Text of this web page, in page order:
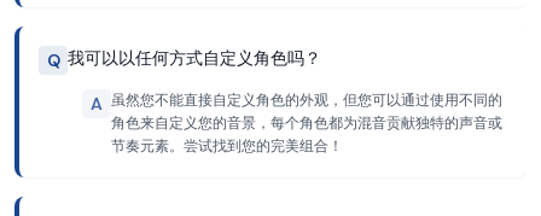
Q 我可以以任何方式自定义角色吗？
A 虽然您不能直接自定义角色的外观，但您可以通过使用不同的
角色来自定义您的音景，每个角色都为混音贡献独特的声音或
节奏元素。尝试找到您的完美组合！